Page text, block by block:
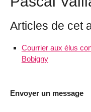
Articles de cet
Courrier aux élus
Bobigny
Envoyer un message